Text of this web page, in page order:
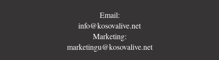
Email:
info@kosovalive.net
Marketing:
marketingu@kosovalive.net